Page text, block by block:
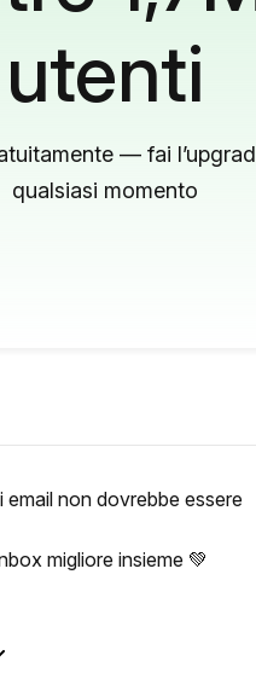
utenti
— fai
qualsiasi momento
email non dovrebbe essere
migliore insieme 💚